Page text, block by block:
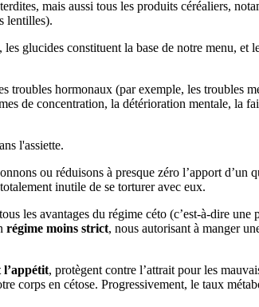
mais aussi tous les produits céréaliers,
lentilles).
les glucides constituent la base de notre menu,
troubles hormonaux (par exemple, les troubles
de concentration, la détérioration mentale, la
ou réduisons à presque zéro l’apport d’un
inutile de se torturer avec eux.
les avantages du régime céto (c’est-à-dire
régime moins strict, nous autorisant à manger
l’appétit, protègent contre l’attrait pour les
corps en cétose. Progressivement, le taux